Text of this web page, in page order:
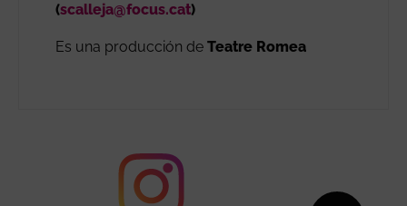
(scalleja@focus.cat)
Es una producción de Teatre Romea